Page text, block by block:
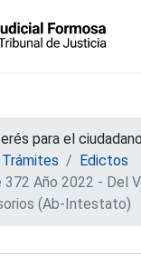
para el ciudadano
Edictos
372 Año 2022 - Del
(Ab-Intestato)